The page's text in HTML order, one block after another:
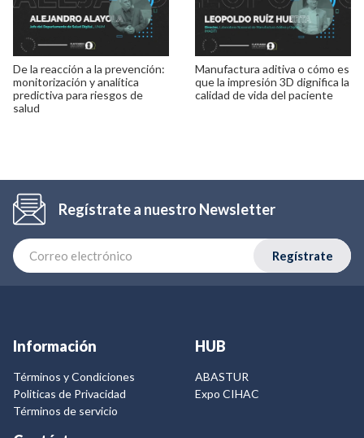
De la reacción a la prevención:
monitorización y analítica
predictiva para riesgos de
salud
Manufactura aditiva o cómo es
que la impresión 3D dignifica la
calidad de vida del paciente
Regístrate a nuestro Newsletter
Regístrate
Información
Términos y Condiciones
Politicas de Privacidad
Términos de servicio
HUB
ABASTUR
Expo CIHAC